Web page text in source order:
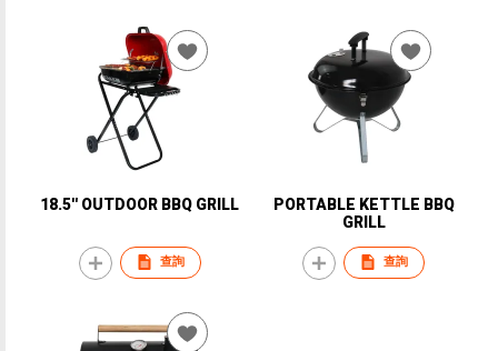
18.5'' OUTDOOR BBQ GRILL
查詢
PORTABLE KETTLE BBQ
GRILL
查詢